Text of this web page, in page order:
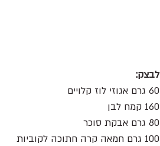
לבצק:
60 גרם אגוזי לוז קלויים
160 קמח לבן
80 גרם אבקת סוכר
100 גרם חמאה קרה חתוכה לקוביות